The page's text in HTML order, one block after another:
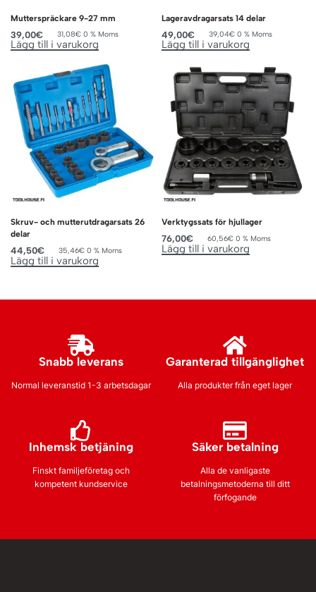
Mutterspräckare 9-27 mm
39,00€ 31,08€ 0 % Moms
Lägg till i varukorg
Lageravdragarsats 14 delar
49,00€ 39,04€ 0 % Moms
Lägg till i varukorg
Skruv- och mutterutdragarsats 26
delar
44,50€ 35,46€ 0 % Moms
Lägg till i varukorg
Verktygssats för hjullager
76,00€ 60,56€ 0 % Moms
Lägg till i varukorg
Snabb leverans
Normal leveranstid 1-3 arbetsdagar
Garanterad tillgänglighet
Alla produkter från eget lager
Inhemsk betjäning
Finskt familjeföretag och
kompetent kundservice
Säker betalning
Alla de vanligaste
betalningsmetoderna till ditt
förfogande